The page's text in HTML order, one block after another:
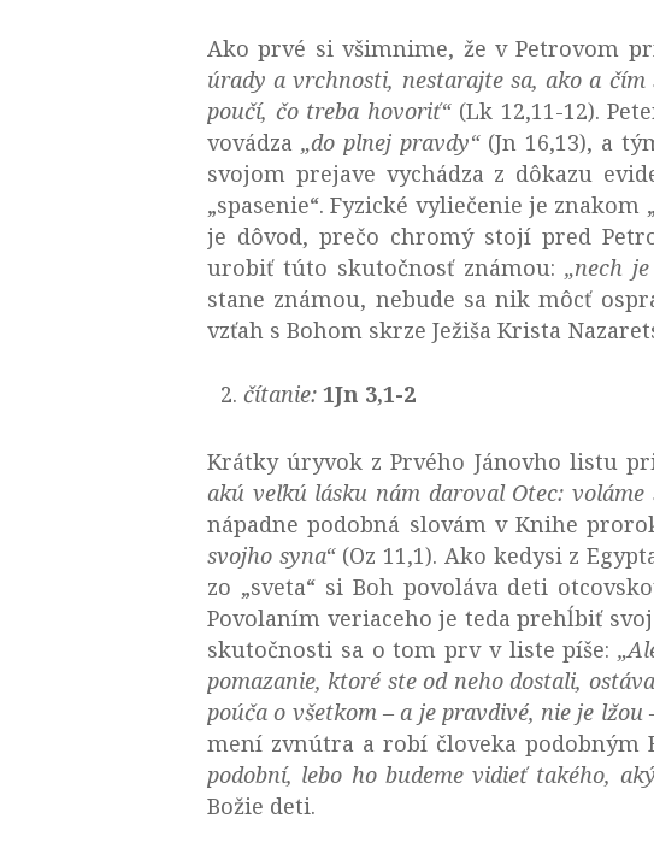
Ako prvé si všimnime, že v Petrovom
úrady a vrchnosti, nestarajte sa, ako a
poučí, čo treba hovoriť“(Lk 12,11-12).
vovádza „do plnej pravdy“(Jn 16,13), a
svojom prejave vychádza z dôkazu
„spasenie“. Fyzické vyliečenie je znakom
je dôvod, prečo chromý stojí pred
urobiť túto skutočnosť známou: „nech
stane známou, nebude sa nik môcť
vzťah s Bohom skrze Ježiša Krista
čítanie: 1Jn 3,1-2
Krátky úryvok z Prvého Jánovho listu
akú veľkú lásku nám daroval Otec:
nápadne podobná slovám v Knihe
svojho syna“(Oz 11,1). Ako kedysi z
zo „sveta“ si Boh povoláva deti
Povolaním veriaceho je teda prehĺbiť
skutočnosti sa o tom prv v liste píše:
pomazanie, ktoré ste od neho dostali,
poúča o všetkom – a je pravdivé, nie je
mení zvnútra a robí človeka
podobní, lebo ho budeme vidieť takého,
Božie deti.